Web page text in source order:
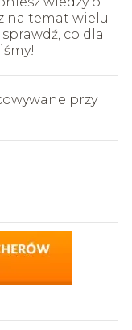
na temat wielu
co dla
przy